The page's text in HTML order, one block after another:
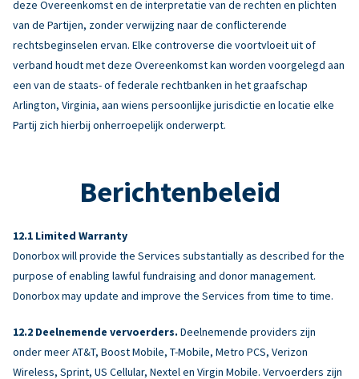
deze Overeenkomst en de interpretatie van de rechten en plichten
van de Partijen, zonder verwijzing naar de conflicterende
rechtsbeginselen ervan. Elke controverse die voortvloeit uit of
verband houdt met deze Overeenkomst kan worden voorgelegd aan
een van de staats- of federale rechtbanken in het graafschap
Arlington, Virginia, aan wiens persoonlijke jurisdictie en locatie elke
Partij zich hierbij onherroepelijk onderwerpt.
Berichtenbeleid
Limited Warranty
Donorbox will provide the Services substantially as described for the
purpose of enabling lawful fundraising and donor management.
Donorbox may update and improve the Services from time to time.
Deelnemende vervoerders. Deelnemende providers zijn
onder meer AT&T, Boost Mobile, T-Mobile, Metro PCS, Verizon
Wireless, Sprint, US Cellular, Nextel en Virgin Mobile. Vervoerders zijn